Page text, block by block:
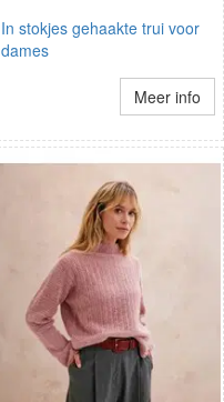
In stokjes gehaakte trui voor
dames
Meer info